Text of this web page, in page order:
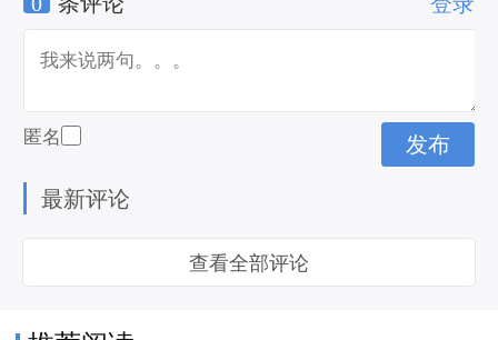
匿名
最新评论
查看全部评论